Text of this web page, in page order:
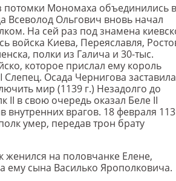
потомки Мономаха объединились в
Всеволод Ольгович вновь начал
На сей раз под знамена
войска Киева, Переяславля,
полки из Галича и 30-тыс.
которое прислал ему король
Слепец. Осада Чернигова заставила
мир (1139 г.) Незадолго до
II в свою очередь оказал Беле II
врагов. 18 февраля
умер, передав трон брату
женился на половчанке Елене,
ему сына Василько Ярополковича.